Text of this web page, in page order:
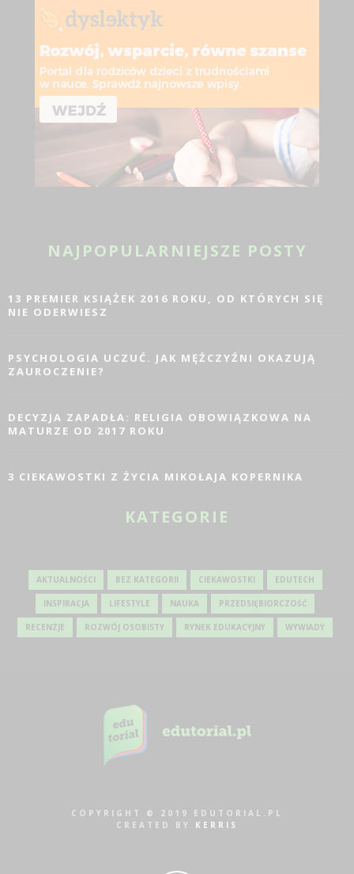
NAJPOPULARNIEJSZE POSTY
13 PREMIER KSIĄŻEK 2016 ROKU, OD KTÓRYCH SIĘ
NIE ODERWIESZ
PSYCHOLOGIA UCZUĆ. JAK MĘŻCZYŹNI OKAZUJĄ
ZAUROCZENIE?
DECYZJA ZAPADŁA: RELIGIA OBOWIĄZKOWA NA
MATURZE OD 2017 ROKU
3 CIEKAWOSTKI Z ŻYCIA MIKOŁAJA KOPERNIKA
KATEGORIE
AKTUALNOŚCI BEZ KATEGORII CIEKAWOSTKI EDUTECH
INSPIRACJA LIFESTYLE NAUKA PRZEDSIĘBIORCZOŚĆ
RECENZJE ROZWÓJ OSOBISTY RYNEK EDUKACYJNY WYWIADY
COPYRIGHT © 2019 EDUTORIAL.PL
CREATED BY KERRIS